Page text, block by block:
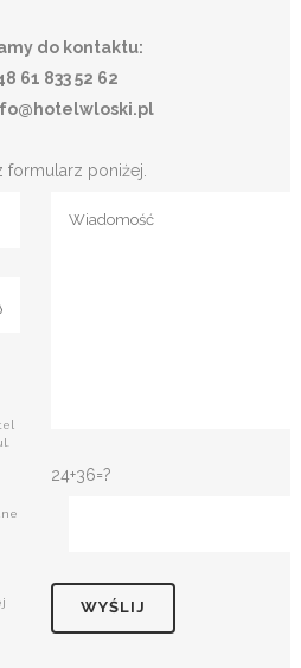
do kontaktu:
61 833 52 62
formularz poniżej.
24+36=?